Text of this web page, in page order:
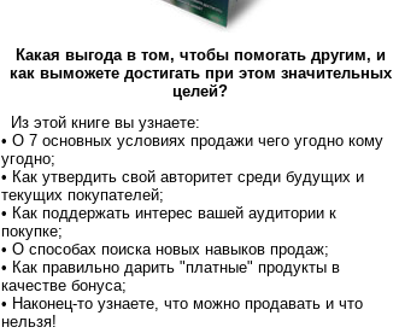
Какая выгода в том, чтобы помогать другим, и
как выможете достигать при этом значительных
целей?
Из этой книге вы узнаете:
• О 7 основных условиях продажи чего угодно кому
угодно;
• Как утвердить свой авторитет среди будущих и
текущих покупателей;
• Как поддержать интерес вашей аудитории к
покупке;
• О способах поиска новых навыков продаж;
• Как правильно дарить "платные" продукты в
качестве бонуса;
• Наконец-то узнаете, что можно продавать и что
нельзя!